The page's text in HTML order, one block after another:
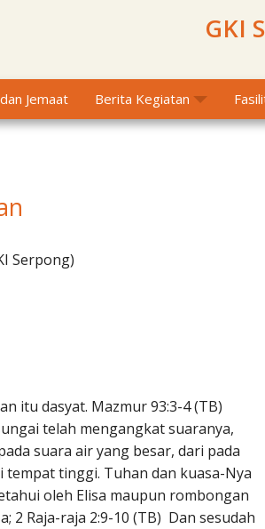
GKI
Jemaat Berita Kegiatan
Serpong)
itu dasyat. Mazmur 93:3-4 (TB)
telah mengangkat suaranya,
suara air yang besar, dari pada
tinggi. Tuhan dan kuasa-Nya
oleh Elisa maupun rombongan
2 Raja-raja 2:9-10 (TB) Dan sesudah